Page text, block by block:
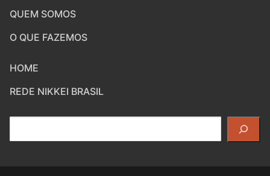
QUEM SOMOS
O QUE FAZEMOS
HOME
REDE NIKKEI BRASIL